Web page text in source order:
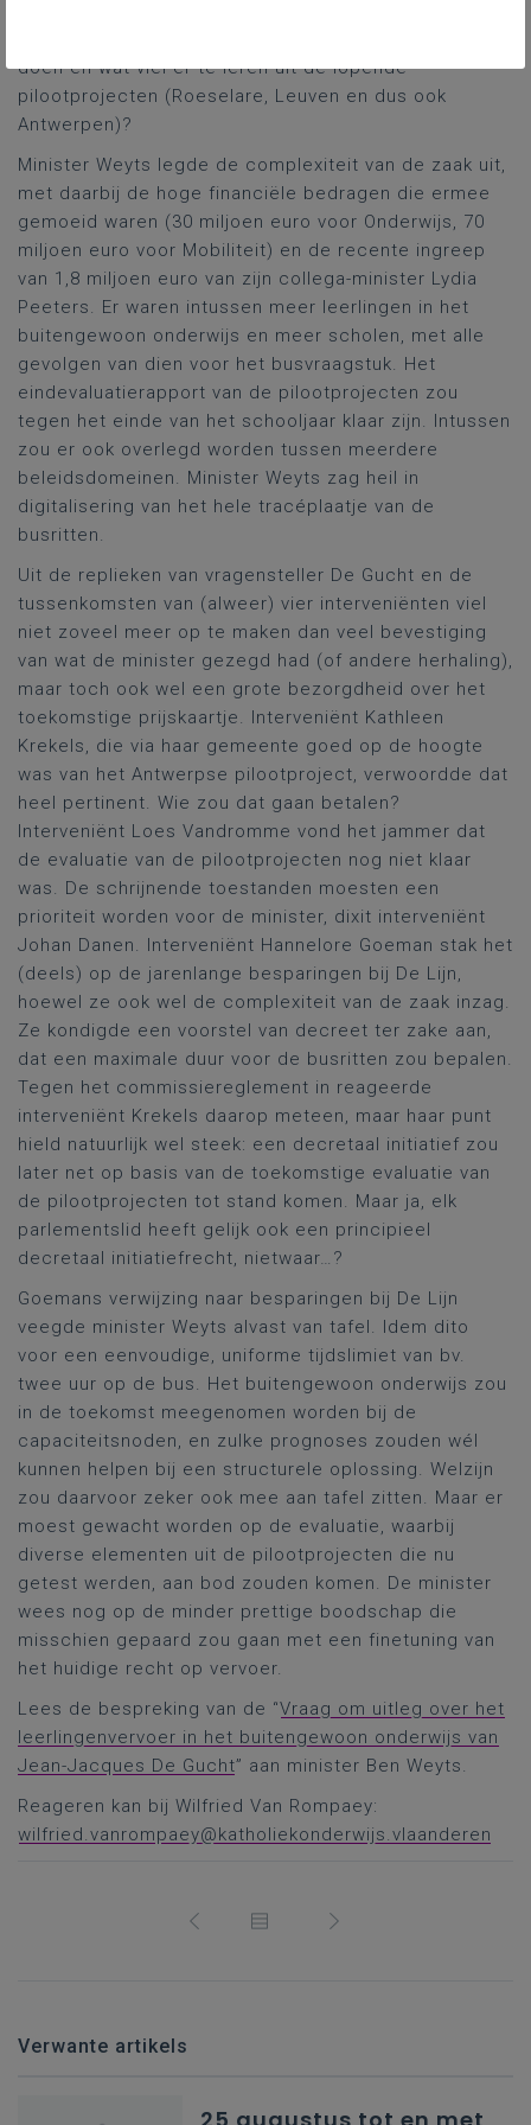
doen en wat viel er te leren uit de lopende
pilootprojecten (Roeselare, Leuven en dus ook
Antwerpen)?
Minister Weyts legde de complexiteit van de zaak uit,
met daarbij de hoge financiële bedragen die ermee
gemoeid waren (30 miljoen euro voor Onderwijs, 70
miljoen euro voor Mobiliteit) en de recente ingreep
van 1,8 miljoen euro van zijn collega-minister Lydia
Peeters. Er waren intussen meer leerlingen in het
buitengewoon onderwijs en meer scholen, met alle
gevolgen van dien voor het busvraagstuk. Het
eindevaluatierapport van de pilootprojecten zou
tegen het einde van het schooljaar klaar zijn. Intussen
zou er ook overlegd worden tussen meerdere
beleidsdomeinen. Minister Weyts zag heil in
digitalisering van het hele tracéplaatje van de
busritten.
Uit de replieken van vragensteller De Gucht en de
tussenkomsten van (alweer) vier interveniënten viel
niet zoveel meer op te maken dan veel bevestiging
van wat de minister gezegd had (of andere herhaling),
maar toch ook wel een grote bezorgdheid over het
toekomstige prijskaartje. Interveniënt Kathleen
Krekels, die via haar gemeente goed op de hoogte
was van het Antwerpse pilootproject, verwoordde dat
heel pertinent. Wie zou dat gaan betalen?
Interveniënt Loes Vandromme vond het jammer dat
de evaluatie van de pilootprojecten nog niet klaar
was. De schrijnende toestanden moesten een
prioriteit worden voor de minister, dixit interveniënt
Johan Danen. Interveniënt Hannelore Goeman stak het
(deels) op de jarenlange besparingen bij De Lijn,
hoewel ze ook wel de complexiteit van de zaak inzag.
Ze kondigde een voorstel van decreet ter zake aan,
dat een maximale duur voor de busritten zou bepalen.
Tegen het commissiereglement in reageerde
interveniënt Krekels daarop meteen, maar haar punt
hield natuurlijk wel steek: een decretaal initiatief zou
later net op basis van de toekomstige evaluatie van
de pilootprojecten tot stand komen. Maar ja, elk
parlementslid heeft gelijk ook een principieel
decretaal initiatiefrecht, nietwaar…?
Goemans verwijzing naar besparingen bij De Lijn
veegde minister Weyts alvast van tafel. Idem dito
voor een eenvoudige, uniforme tijdslimiet van bv.
twee uur op de bus. Het buitengewoon onderwijs zou
in de toekomst meegenomen worden bij de
capaciteitsnoden, en zulke prognoses zouden wél
kunnen helpen bij een structurele oplossing. Welzijn
zou daarvoor zeker ook mee aan tafel zitten. Maar er
moest gewacht worden op de evaluatie, waarbij
diverse elementen uit de pilootprojecten die nu
getest werden, aan bod zouden komen. De minister
wees nog op de minder prettige boodschap die
misschien gepaard zou gaan met een finetuning van
het huidige recht op vervoer.
Lees de bespreking van de “Vraag om uitleg over het
leerlingenvervoer in het buitengewoon onderwijs van
Jean-Jacques De Gucht” aan minister Ben Weyts.
Reageren kan bij Wilfried Van Rompaey:
wilfried.vanrompaey@katholiekonderwijs.vlaanderen
Verwante artikels